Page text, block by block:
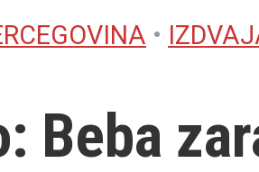
•
Beba